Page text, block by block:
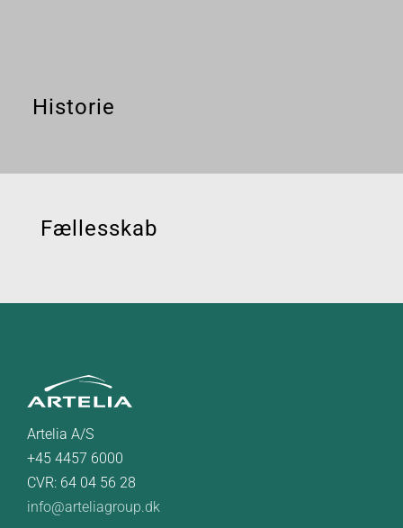
Historie
Fællesskab
Artelia A/S
+45 4457 6000
CVR: 64 04 56 28
info@arteliagroup.dk